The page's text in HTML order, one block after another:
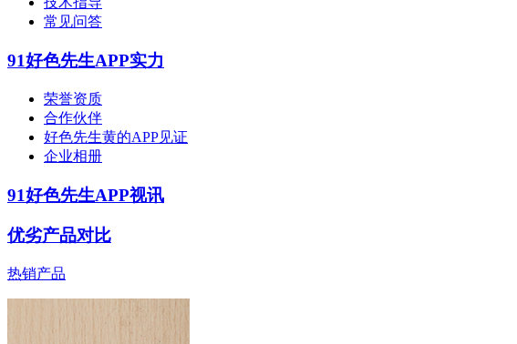
常见问答
91好色先生APP实力
荣誉资质
合作伙伴
好色先生黄的APP见证
企业相册
91好色先生APP视讯
优劣产品对比
热销产品